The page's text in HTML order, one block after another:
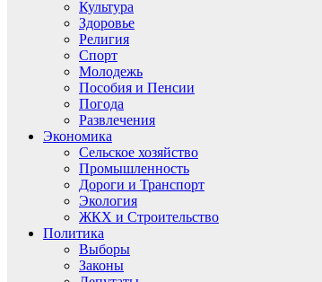
Культура
Здоровье
Религия
Спорт
Молодежь
Пособия и Пенсии
Погода
Развлечения
Экономика
Сельское хозяйство
Промышленность
Дороги и Транспорт
Экология
ЖКХ и Строительство
Политика
Выборы
Законы